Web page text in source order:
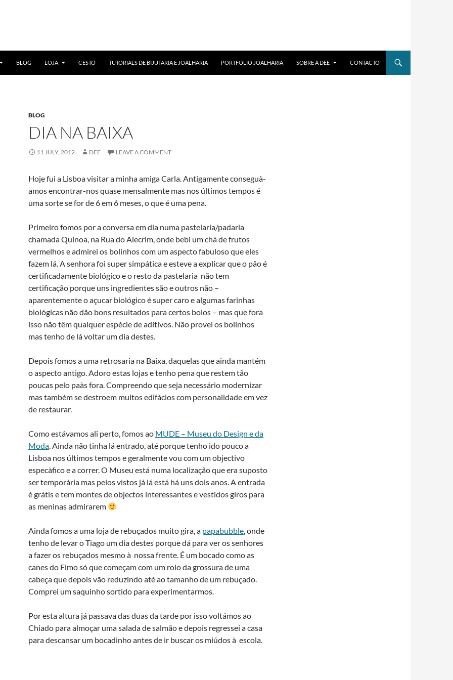
BLOG LOJA CESTO TUTORIALS DE BIJUTARIA E JOALHARIA PORTFOLIO JOALHARIA SOBRE A DEE CONTACTO
BLOG
DIA NA BAIXA
11 JULY, 2012 DEE LEAVE A COMMENT
Hoje fui a Lisboa visitar a minha amiga Carla. Antigamente conseguà­
amos encontrar-nos quase mensalmente mas nos últimos tempos é
uma sorte se for de 6 em 6 meses, o que é uma pena.
Primeiro fomos por a conversa em dia numa pastelaria/padaria
chamada Quinoa, na Rua do Alecrim, onde bebi um chá de frutos
vermelhos e admirei os bolinhos com um aspecto fabuloso que eles
fazem lá. A senhora foi super simpática e esteve a explicar que o pão é
certificadamente biológico e o resto da pastelaria não tem
certificação porque uns ingredientes são e outros não –
aparentemente o açucar biológico é super caro e algumas farinhas
biológicas não dão bons resultados para certos bolos – mas que fora
isso não têm qualquer espécie de aditivos. Não provei os bolinhos
mas tenho de lá voltar um dia destes.
Depois fomos a uma retrosaria na Baixa, daquelas que ainda mantém
o aspecto antigo. Adoro estas lojas e tenho pena que restem tão
poucas pelo paà­s fora. Compreendo que seja necessário modernizar
mas também se destroem muitos edifà­cios com personalidade em vez
de restaurar.
Como estávamos ali perto, fomos ao MUDE – Museu do Design e da
Moda. Ainda não tinha lá entrado, até porque tenho ido pouco a
Lisboa nos últimos tempos e geralmente vou com um objectivo
especà­fico e a correr. O Museu está numa localização que era suposto
ser temporária mas pelos vistos já lá está há uns dois anos. A entrada
é grátis e tem montes de objectos interessantes e vestidos giros para
as meninas admirarem
Ainda fomos a uma loja de rebuçados muito gira, a papabubble, onde
tenho de levar o Tiago um dia destes porque dá para ver os senhores
a fazer os rebuçados mesmo à nossa frente. É um bocado como as
canes do Fimo só que começam com um rolo da grossura de uma
cabeça que depois vão reduzindo até ao tamanho de um rebuçado.
Comprei um saquinho sortido para experimentarmos.
Por esta altura já passava das duas da tarde por isso voltámos ao
Chiado para almoçar uma salada de salmão e depois regressei a casa
para descansar um bocadinho antes de ir buscar os miúdos à escola.